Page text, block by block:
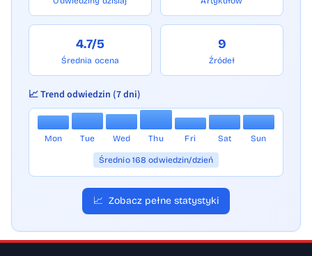
4.7/5
Średnia ocena
9
Źródeł
📈 Trend odwiedzin (7 dni)
Mon Tue Wed Thu Fri Sat Sun
Średnio 168 odwiedzin/dzień
📈 Zobacz pełne statystyki